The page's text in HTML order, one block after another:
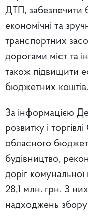
ДТП, забезпечити
економічні та
транспортних
дорогами міст та
також підвищити
бюджетних коштів.
За інформацією
розвитку і
обласного
будівництво,
доріг
28,1 млн. грн. З
надходжень